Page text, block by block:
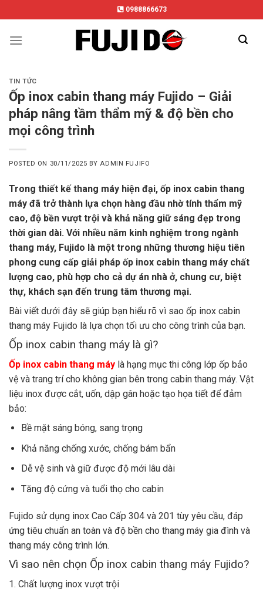
to
content
0988866673
TIN TỨC
Ốp inox cabin thang máy Fujido – Giải
pháp nâng tầm thẩm mỹ & độ bền cho
mọi công trình
POSTED ON 30/11/2025 BY ADMIN FUJIFO
Trong thiết kế thang máy hiện đại, ốp inox cabin thang
máy đã trở thành lựa chọn hàng đầu nhờ tính thẩm mỹ
cao, độ bền vượt trội và khả năng giữ sáng đẹp trong
thời gian dài. Với nhiều năm kinh nghiệm trong ngành
thang máy, Fujido là một trong những thương hiệu tiên
phong cung cấp giải pháp ốp inox cabin thang máy chất
lượng cao, phù hợp cho cả dự án nhà ở, chung cư, biệt
thự, khách sạn đến trung tâm thương mại.
Bài viết dưới đây sẽ giúp bạn hiểu rõ vì sao ốp inox cabin
thang máy Fujido là lựa chọn tối ưu cho công trình của bạn.
Ốp inox cabin thang máy là gì?
Ốp inox cabin thang máy là hạng mục thi công lớp ốp bảo
vệ và trang trí cho không gian bên trong cabin thang máy. Vật
liệu inox được cắt, uốn, dập gân hoặc tạo họa tiết để đảm
bảo:
Bề mặt sáng bóng, sang trọng
Khả năng chống xước, chống bám bẩn
Dễ vệ sinh và giữ được độ mới lâu dài
Tăng độ cứng và tuổi thọ cho cabin
Fujido sử dụng inox Cao Cấp 304 và 201 tùy yêu cầu, đáp
ứng tiêu chuẩn an toàn và độ bền cho thang máy gia đình và
thang máy công trình lớn.
Vì sao nên chọn Ốp inox cabin thang máy Fujido?
1. Chất lượng inox vượt trội